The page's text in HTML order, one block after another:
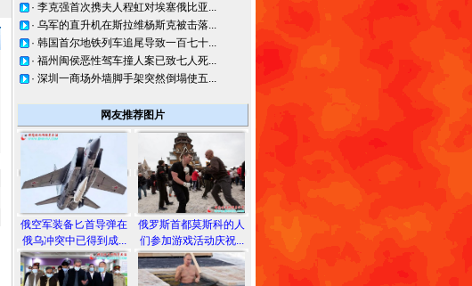
· 李克强首次携夫人程虹对埃塞俄比亚...
· 乌军的直升机在斯拉维杨斯克被击落...
· 韩国首尔地铁列车追尾导致一百七十...
· 福州闽侯恶性驾车撞人案已致七人死...
· 深圳一商场外墙脚手架突然倒塌使五...
网友推荐图片
俄空军装备匕首导弹在
俄乌冲突中已得到成...
俄罗斯首都莫斯科的人
们参加游戏活动庆祝...